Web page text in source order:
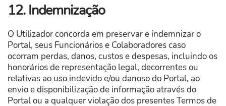
12. Indemnização
O Utilizador concorda em preservar e indemnizar o
Portal, seus Funcionários e Colaboradores caso
ocorram perdas, danos, custos e despesas, incluindo os
honorários de representação legal, decorrentes ou
relativas ao uso indevido e/ou danoso do Portal, ao
envio e disponibilização de informação através do
Portal ou a qualquer violação dos presentes Termos de